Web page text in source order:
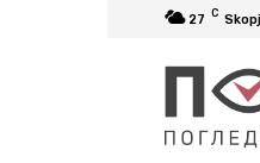
27 C